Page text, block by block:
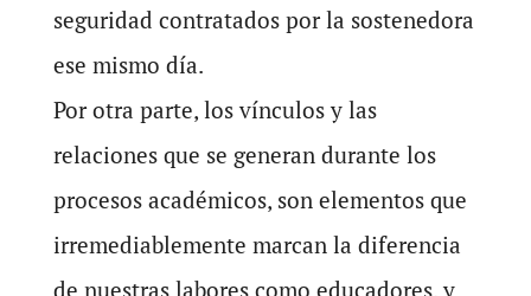
seguridad contratados por la sostenedora
ese mismo día.
Por otra parte, los vínculos y las
relaciones que se generan durante los
procesos académicos, son elementos que
irremediablemente marcan la diferencia
de nuestras labores como educadores, y